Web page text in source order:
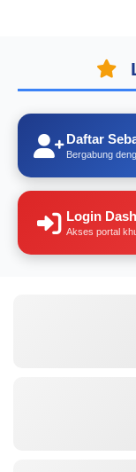
Daftar
Bergabung
Login
Akses portal